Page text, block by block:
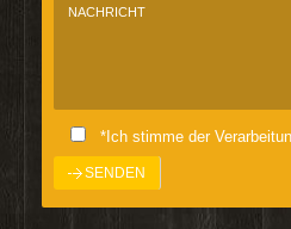
*Ich stimme der